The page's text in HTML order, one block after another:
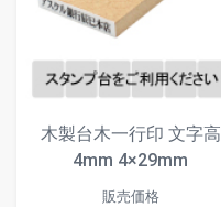
木製台木一行印 文字高
4mm 4×29mm
販売価格